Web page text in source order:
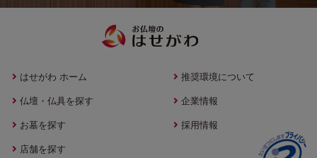
はせがわ ホーム
仏壇・仏具を探す
お墓を探す
店舗を探す
推奨環境について
企業情報
採用情報